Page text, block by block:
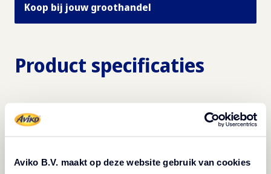
Aviko B.V. maakt op deze website gebruik van cookies
Koop bij jouw groothandel
Product specificaties